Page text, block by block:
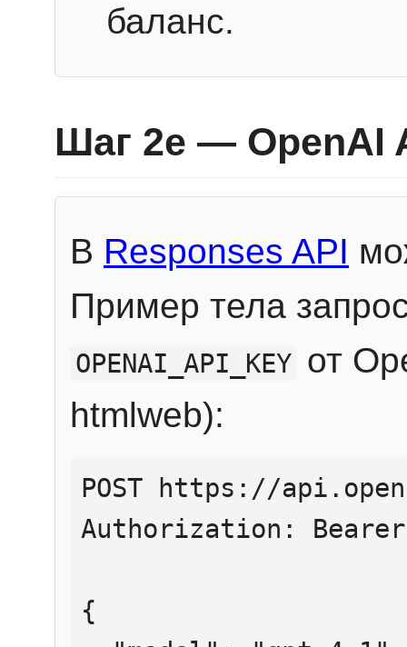
баланс.
Шаг 2e — OpenAI
В Responses API
Пример тела
OPENAI_API_KEY от
htmlweb):
POST https://
Authorization:
{